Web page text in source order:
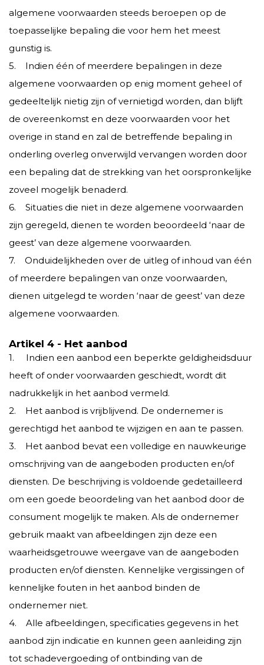
algemene voorwaarden steeds beroepen op de
toepasselijke bepaling die voor hem het meest
gunstig is.
5. Indien één of meerdere bepalingen in deze
algemene voorwaarden op enig moment geheel of
gedeeltelijk nietig zijn of vernietigd worden, dan blijft
de overeenkomst en deze voorwaarden voor het
overige in stand en zal de betreffende bepaling in
onderling overleg onverwijld vervangen worden door
een bepaling dat de strekking van het oorspronkelijke
zoveel mogelijk benaderd.
6. Situaties die niet in deze algemene voorwaarden
zijn geregeld, dienen te worden beoordeeld ‘naar de
geest’ van deze algemene voorwaarden.
7. Onduidelijkheden over de uitleg of inhoud van één
of meerdere bepalingen van onze voorwaarden,
dienen uitgelegd te worden ‘naar de geest’ van deze
algemene voorwaarden.
Artikel 4 - Het aanbod
1. Indien een aanbod een beperkte geldigheidsduur
heeft of onder voorwaarden geschiedt, wordt dit
nadrukkelijk in het aanbod vermeld.
2. Het aanbod is vrijblijvend. De ondernemer is
gerechtigd het aanbod te wijzigen en aan te passen.
3. Het aanbod bevat een volledige en nauwkeurige
omschrijving van de aangeboden producten en/of
diensten. De beschrijving is voldoende gedetailleerd
om een goede beoordeling van het aanbod door de
consument mogelijk te maken. Als de ondernemer
gebruik maakt van afbeeldingen zijn deze een
waarheidsgetrouwe weergave van de aangeboden
producten en/of diensten. Kennelijke vergissingen of
kennelijke fouten in het aanbod binden de
ondernemer niet.
4. Alle afbeeldingen, specificaties gegevens in het
aanbod zijn indicatie en kunnen geen aanleiding zijn
tot schadevergoeding of ontbinding van de